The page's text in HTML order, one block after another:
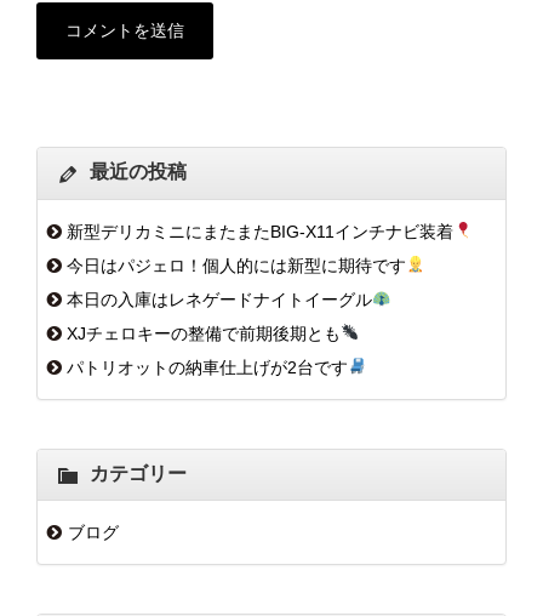
最近の投稿
新型デリカミニにまたまたBIG-X11インチナビ装着
今日はパジェロ！個人的には新型に期待です
本日の入庫はレネゲードナイトイーグル
XJチェロキーの整備で前期後期とも
パトリオットの納車仕上げが2台です
カテゴリー
ブログ